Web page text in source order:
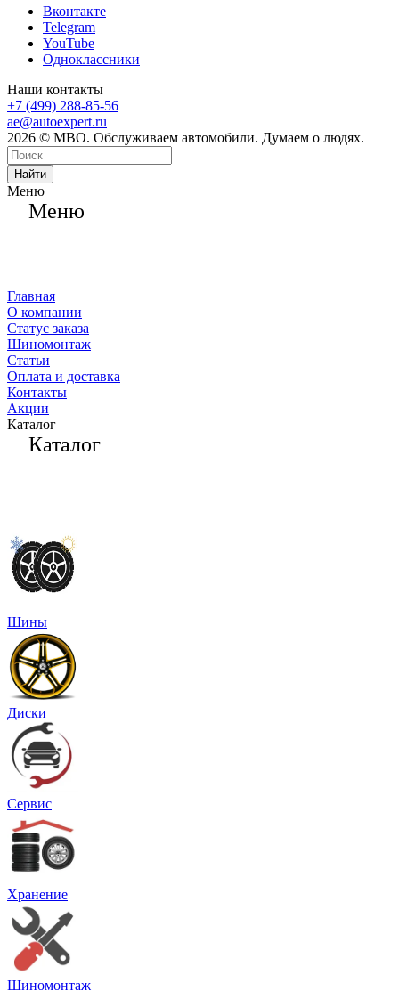
Вконтакте
Telegram
YouTube
Одноклассники
Наши контакты
+7 (499) 288-85-56
ae@autoexpert.ru
2026 © МВО. Обслуживаем автомобили. Думаем о людях.
Найти
Меню
Меню
Главная
О компании
Статус заказа
Шиномонтаж
Статьи
Оплата и доставка
Контакты
Акции
Каталог
Каталог
Шины
Диски
Сервис
Хранение
Шиномонтаж